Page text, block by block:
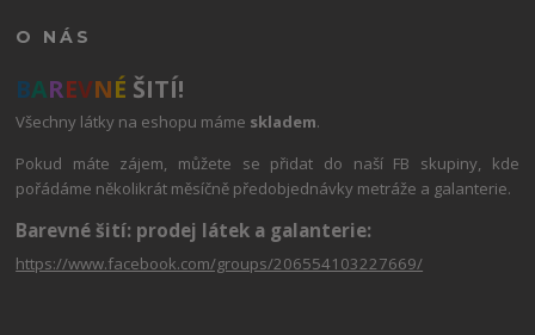
O NÁS
BAREVNÉ ŠITÍ!
Všechny látky na eshopu máme skladem.
Pokud máte zájem, můžete se přidat do naší FB skupiny, kde
pořádáme několikrát měsíčně předobjednávky metráže a galanterie.
Barevné šití: prodej látek a galanterie:
https://www.facebook.com/groups/206554103227669/